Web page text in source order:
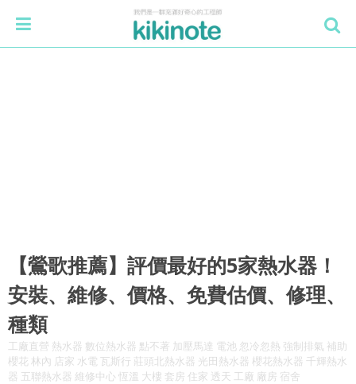
【鶯歌推薦】評價最好的5家熱水器！
安裝、維修、價格、免費估價、修理、
種類
工廠直營 熱水器 數位熱水器 點不著 加壓馬達 電池 忽冷忽熱 強制排氣 補助
櫻花 林內 店家 水電 瓦斯行 莊頭北熱水器 光田熱水器 櫻花熱水器 千輝熱水
器 五聯熱水器 維修中心 恆溫 大樓 套房 住家 透天 工廠 廠房 宿舍